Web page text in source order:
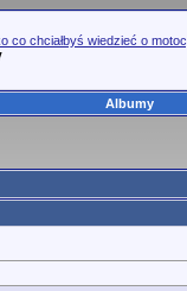
co chciałbyś wiedzieć o
Albumy